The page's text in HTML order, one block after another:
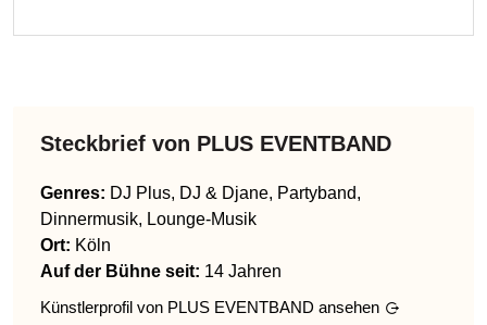
Steckbrief von PLUS EVENTBAND
Genres: DJ Plus, DJ & Djane, Partyband,
Dinnermusik, Lounge-Musik
Ort: Köln
Auf der Bühne seit: 14 Jahren
Künstlerprofil von PLUS EVENTBAND ansehen